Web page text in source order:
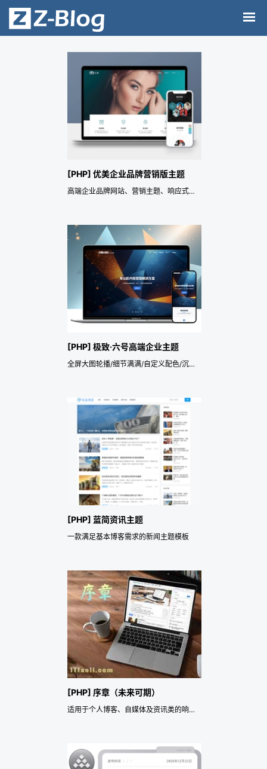
[PHP] 优美企业品牌营销版主题
高端企业品牌网站、营销主题、响应式、SEO
[PHP] 极致·六号高端企业主题
全屏大图轮播/细节满满/自定义配色/沉浸式/自适应/企业官网/产品展示/高端大气/SEO/多语言英文英语外贸/双语/谷歌google/高大上/个性/隔壁老李
[PHP] 蓝简资讯主题
一款满足基本博客需求的新闻主题模板
[PHP] 序章（未来可期）
适用于个人博客、自媒体及资讯类的响应式主题模板。